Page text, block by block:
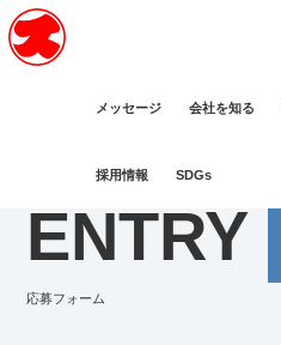
メッセージ 会社を知る
採用情報 SDGs
ENTRY
応募フォーム